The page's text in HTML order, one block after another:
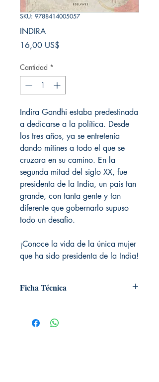
SKU: 9788414005057
INDIRA
16,00 US$
Cantidad *
Indira Gandhi estaba predestinada
a dedicarse a la política. Desde
los tres años, ya se entretenía
dando mítines a todo el que se
cruzara en su camino. En la
segunda mitad del siglo XX, fue
presidenta de la India, un país tan
grande, con tanta gente y tan
diferente que gobernarlo supuso
todo un desafío.
¡Conoce la vida de la única mujer
que ha sido presidenta de la India!
Ficha Técnica
Editorial: Edelvives
Idioma: Castellano